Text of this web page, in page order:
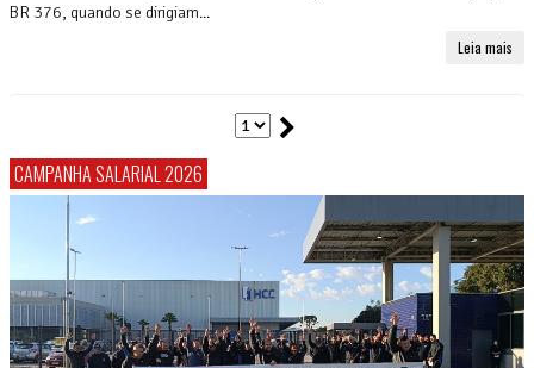
BR 376, quando se dirigiam...
Leia mais
CAMPANHA SALARIAL 2026